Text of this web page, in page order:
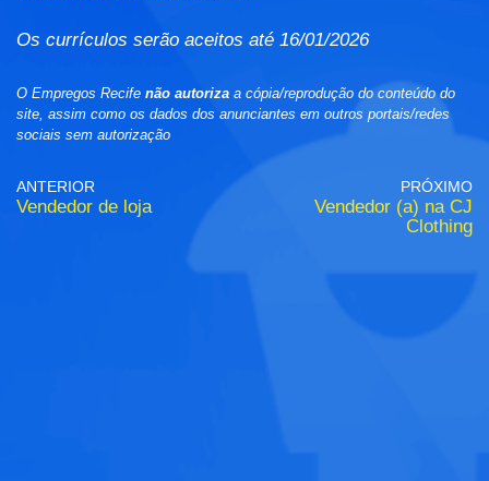
Os currículos serão aceitos até 16/01/2026
O Empregos Recife não autoriza a cópia/reprodução do conteúdo do
site, assim como os dados dos anunciantes em outros portais/redes
sociais sem autorização
ANTERIOR
Vendedor de loja
PRÓXIMO
Vendedor (a) na CJ
Clothing